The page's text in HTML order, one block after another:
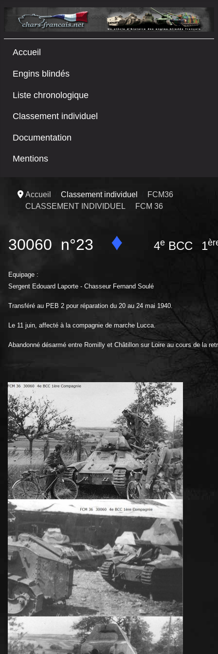
Accueil
Engins blindés
Liste chronologique
Classement individuel
Documentation
Mentions
Accueil Classement individuel
FCM36
CLASSEMENT INDIVIDUEL
FCM 36
30060 n°23 ♦ 4e BCC 1
Equipage :
Sergent Edouard Laporte - Chasseur Fernand Soulé
Transféré au PEB 2 pour réparation du 20 au 24 mai 1940.
Le 11 juin, affecté à la compagnie de marche Lucca.
Abandonné désarmé entre Romilly et Châtillon sur Loire au cours de la